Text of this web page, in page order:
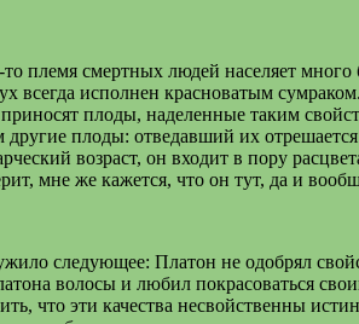
племя смертных людей населяет
исполнен красноватым
плоды, наделенные таким
плоды: отведавший их
возраст, он входит в пору
мне же кажется, что он тут, да и
следующее: Платон не одобрял
волосы и любил покрасоваться
что эти качества несвойственны